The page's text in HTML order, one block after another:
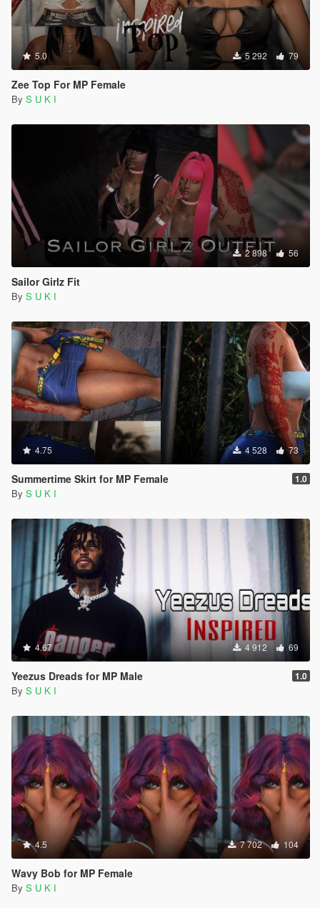
5.0 5 292 79
Zee Top For MP Female
By S U K I
2 898 56
Sailor Girlz Fit
By S U K I
4.75 4 528 73
Summertime Skirt for MP Female 1.0
By S U K I
4.67 4 912 69
Yeezus Dreads for MP Male 1.0
By S U K I
4.5 7 702 104
Wavy Bob for MP Female
By S U K I